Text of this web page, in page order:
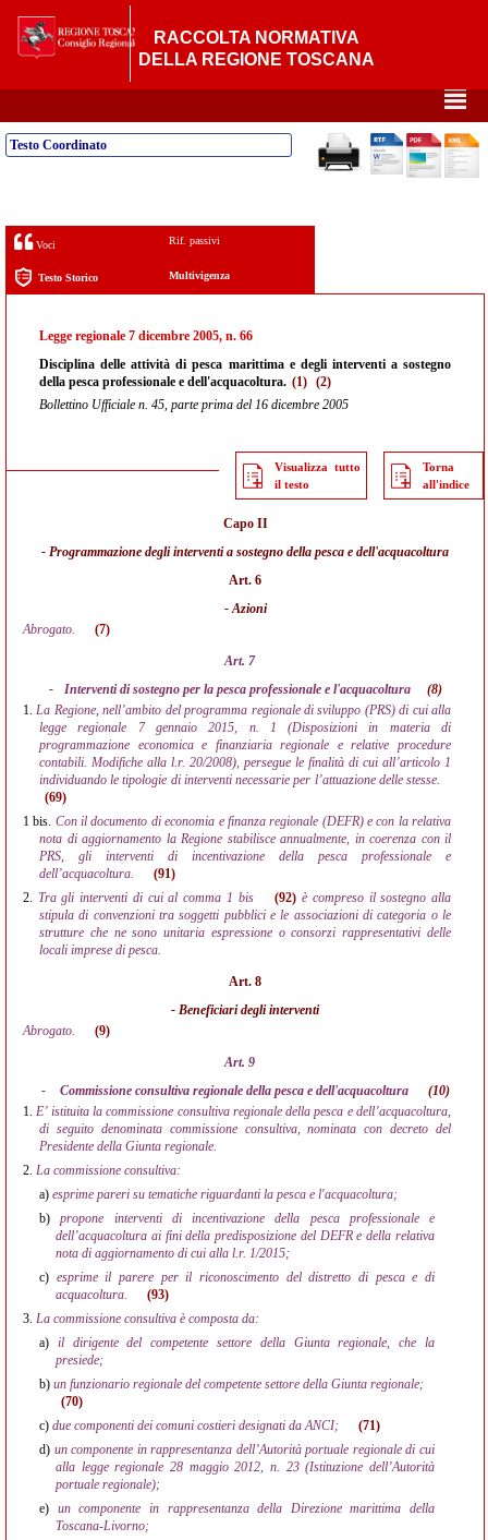
RACCOLTA NORMATIVA
DELLA REGIONE TOSCANA
²
Testo Coordinato
Voci Rif. passivi
Testo Storico Multivigenza
Legge regionale 7 dicembre 2005, n. 66
Disciplina delle attività di pesca marittima e degli interventi a sostegno
della pesca professionale e dell'acquacoltura. (1) (2)
Bollettino Ufficiale n. 45, parte prima del 16 dicembre 2005
Visualizza tutto
il testo
Torna
all'indice
Capo II
- Programmazione degli interventi a sostegno della pesca e dell'acquacoltura
Art. 6
- Azioni
Abrogato.
(7)
Art. 7
-
Interventi di sostegno per la pesca professionale e l'acquacoltura
(8)
1. La Regione, nell’ambito del programma regionale di sviluppo (PRS) di cui alla
legge regionale 7 gennaio 2015, n. 1 (Disposizioni in materia di
programmazione economica e finanziaria regionale e relative procedure
contabili. Modifiche alla l.r. 20/2008), persegue le finalità di cui all’articolo 1
individuando le tipologie di interventi necessarie per l’attuazione delle stesse.
(69)
1 bis. Con il documento di economia e finanza regionale (DEFR) e con la relativa
nota di aggiornamento la Regione stabilisce annualmente, in coerenza con il
PRS, gli interventi di incentivazione della pesca professionale e
dell’acquacoltura.
(91)
2. Tra gli interventi di cui al comma 1 bis (92) è compreso il sostegno alla
stipula di convenzioni tra soggetti pubblici e le associazioni di categoria o le
strutture che ne sono unitaria espressione o consorzi rappresentativi delle
locali imprese di pesca.
Art. 8
- Beneficiari degli interventi
Abrogato.
(9)
Art. 9
-
Commissione consultiva regionale della pesca e dell'acquacoltura
(10)
1. E’ istituita la commissione consultiva regionale della pesca e dell’acquacoltura,
di seguito denominata commissione consultiva, nominata con decreto del
Presidente della Giunta regionale.
2. La commissione consultiva:
a) esprime pareri su tematiche riguardanti la pesca e l'acquacoltura;
b)propone interventi di incentivazione della pesca professionale e
dell’acquacoltura ai fini della predisposizione del DEFR e della relativa
nota di aggiornamento di cui alla l.r. 1/2015;
c) esprime il parere per il riconoscimento del distretto di pesca e di
acquacoltura.
(93)
3. La commissione consultiva è composta da:
a) il dirigente del competente settore della Giunta regionale, che la
presiede;
b) un funzionario regionale del competente settore della Giunta regionale;
(70)
c) due componenti dei comuni costieri designati da ANCI;
(71)
d) un componente in rappresentanza dell’Autorità portuale regionale di cui
alla legge regionale 28 maggio 2012, n. 23 (Istituzione dell’Autorità
portuale regionale);
e) un componente in rappresentanza della Direzione marittima della
Toscana-Livorno;